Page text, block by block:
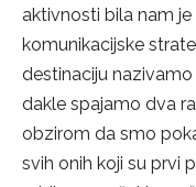
aktivnosti bila nam
komunikacijske
destinaciju nazivamo
dakle spajamo dva
obzirom da smo
svih onih koji su prvi